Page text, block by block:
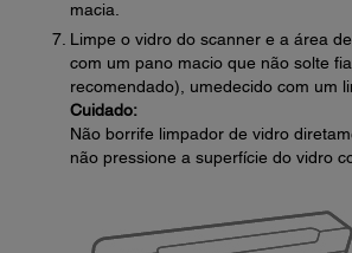
macia.
Limpe o vidro do scanner e a área
com um pano macio que não solte
recomendado), umedecido com um
Cuidado:
Não borrife limpador de vidro
não pressione a superfície do vidro